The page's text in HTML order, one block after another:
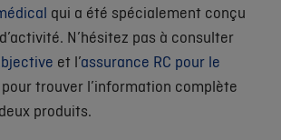
qui a été spécialement conçu
N’hésitez pas à consulter
et l’assurance RC pour le
pour trouver l’information complète
produits.